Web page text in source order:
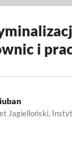
i
Jagielloński,